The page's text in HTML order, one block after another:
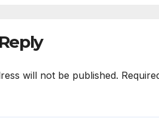
will not be published.